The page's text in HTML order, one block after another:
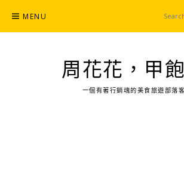
content
MENU
周花花，甲
一個有著行銷魂的美食旅遊部落客